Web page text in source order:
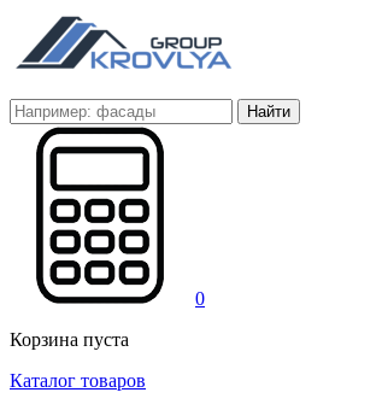
Найти
0
Корзина пуста
Каталог товаров